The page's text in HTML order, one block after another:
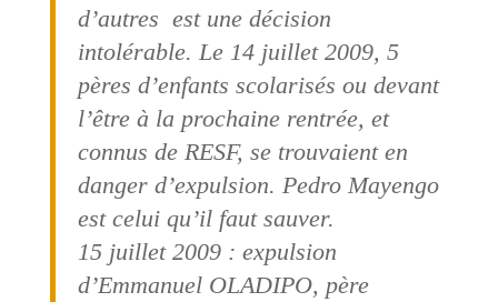
d’autres est une décision
intolérable. Le 14 juillet 2009, 5
pères d’enfants scolarisés ou devant
l’être à la prochaine rentrée, et
connus de RESF, se trouvaient en
danger d’expulsion. Pedro Mayengo
est celui qu’il faut sauver.
15 juillet 2009 : expulsion
d’Emmanuel OLADIPO, père